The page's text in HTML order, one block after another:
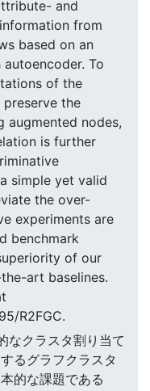
and
from
based on an
To
of the
the
augmented nodes,
is further
simple yet valid
the over-
experiments are
benchmark
of our
art baselines.
R2FGC.
なクラスタ割り当て
るグラフクラスタ
的な課題である